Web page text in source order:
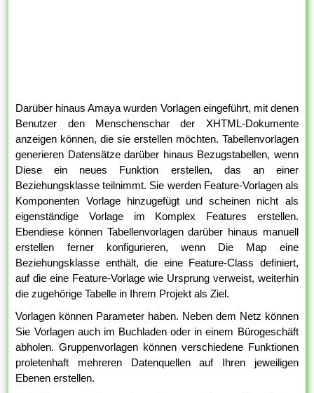
Darüber hinaus Amaya wurden Vorlagen eingeführt, mit denen
Benutzer den Menschenschar der XHTML-Dokumente
anzeigen können, die sie erstellen möchten. Tabellenvorlagen
generieren Datensätze darüber hinaus Bezugstabellen, wenn
Diese ein neues Funktion erstellen, das an einer
Beziehungsklasse teilnimmt. Sie werden Feature-Vorlagen als
Komponenten Vorlage hinzugefügt und scheinen nicht als
eigenständige Vorlage im Komplex Features erstellen.
Ebendiese können Tabellenvorlagen darüber hinaus manuell
erstellen ferner konfigurieren, wenn Die Map eine
Beziehungsklasse enthält, die eine Feature-Class definiert,
auf die eine Feature-Vorlage wie Ursprung verweist, weiterhin
die zugehörige Tabelle in Ihrem Projekt als Ziel.
Vorlagen können Parameter haben. Neben dem Netz können
Sie Vorlagen auch im Buchladen oder in einem Bürogeschäft
abholen. Gruppenvorlagen können verschiedene Funktionen
proletenhaft mehreren Datenquellen auf Ihren jeweiligen
Ebenen erstellen.